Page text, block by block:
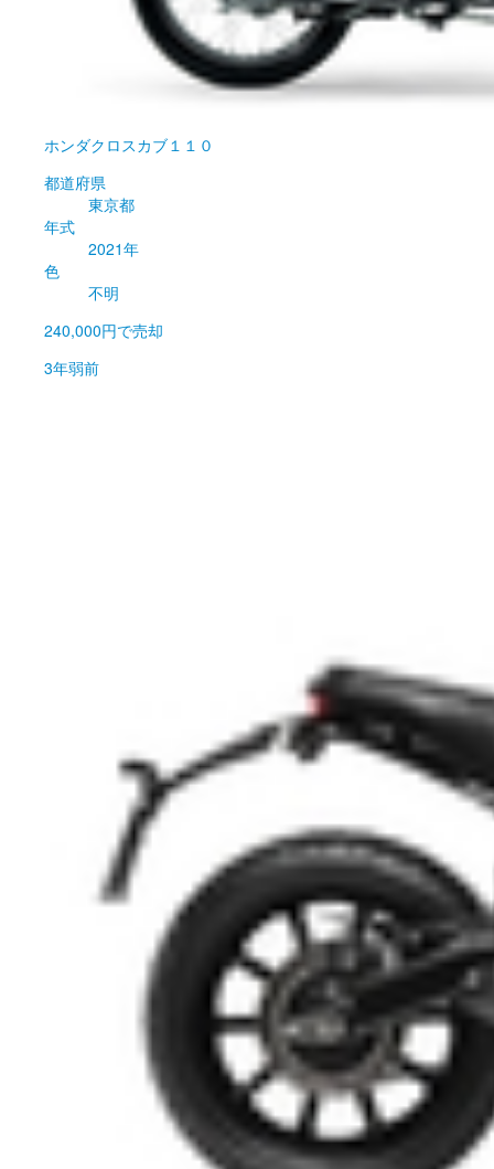
ホンダクロスカブ１１０
都道府県
東京都
年式
2021年
色
不明
240,000円で売却
3年弱前